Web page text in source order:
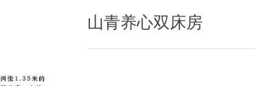
山青养心双床房